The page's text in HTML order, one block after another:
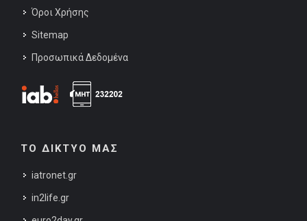
Όροι Χρήσης
Sitemap
Προσωπικά Δεδομένα
ΤΟ ΔΙΚΤΥΟ ΜΑΣ
iatronet.gr
in2life.gr